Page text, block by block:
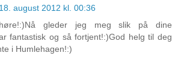
18. august 2012 kl. 00:36
gleder jeg meg slik på dine
fantastisk og så fortjent!:)God helg til deg
i Humlehagen!:)